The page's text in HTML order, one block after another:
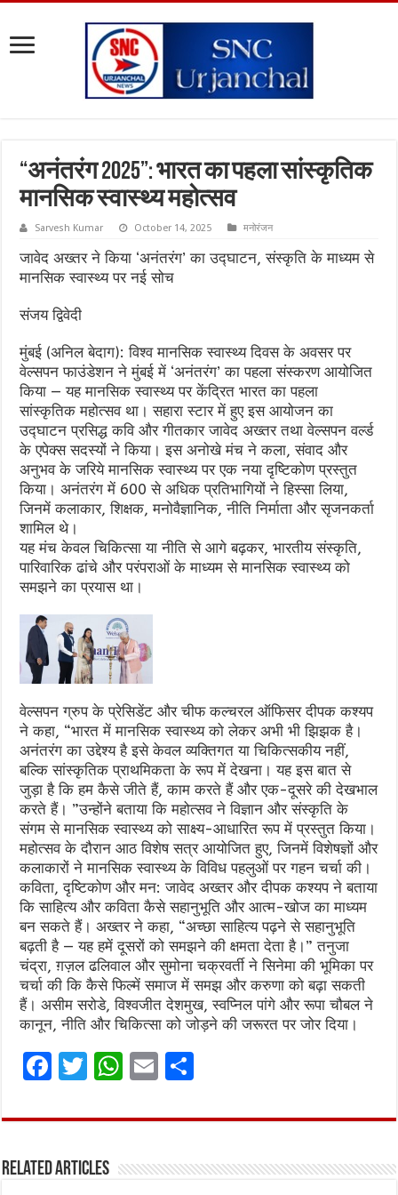
“अनंतरंग 2025”: भारत का पहला सांस्कृतिक
मानसिक स्वास्थ्य महोत्सव
Sarvesh Kumar October 14, 2025 मनोरंजन
जावेद अख्तर ने किया ‘अनंतरंग’ का उद्घाटन, संस्कृति के माध्यम से
मानसिक स्वास्थ्य पर नई सोच
संजय द्विवेदी
मुंबई (अनिल बेदाग): विश्व मानसिक स्वास्थ्य दिवस के अवसर पर
वेल्सपन फाउंडेशन ने मुंबई में ‘अनंतरंग’ का पहला संस्करण आयोजित
किया — यह मानसिक स्वास्थ्य पर केंद्रित भारत का पहला
सांस्कृतिक महोत्सव था। सहारा स्टार में हुए इस आयोजन का
उद्घाटन प्रसिद्ध कवि और गीतकार जावेद अख्तर तथा वेल्सपन वर्ल्ड
के एपेक्स सदस्यों ने किया। इस अनोखे मंच ने कला, संवाद और
अनुभव के जरिये मानसिक स्वास्थ्य पर एक नया दृष्टिकोण प्रस्तुत
किया। अनंतरंग में 600 से अधिक प्रतिभागियों ने हिस्सा लिया,
जिनमें कलाकार, शिक्षक, मनोवैज्ञानिक, नीति निर्माता और सृजनकर्ता
शामिल थे।
यह मंच केवल चिकित्सा या नीति से आगे बढ़कर, भारतीय संस्कृति,
पारिवारिक ढांचे और परंपराओं के माध्यम से मानसिक स्वास्थ्य को
समझने का प्रयास था।
वेल्सपन ग्रुप के प्रेसिडेंट और चीफ कल्चरल ऑफिसर दीपक कश्यप
ने कहा, “भारत में मानसिक स्वास्थ्य को लेकर अभी भी झिझक है।
अनंतरंग का उद्देश्य है इसे केवल व्यक्तिगत या चिकित्सकीय नहीं,
बल्कि सांस्कृतिक प्राथमिकता के रूप में देखना। यह इस बात से
जुड़ा है कि हम कैसे जीते हैं, काम करते हैं और एक-दूसरे की देखभाल
करते हैं। ”उन्होंने बताया कि महोत्सव ने विज्ञान और संस्कृति के
संगम से मानसिक स्वास्थ्य को साक्ष्य-आधारित रूप में प्रस्तुत किया।
महोत्सव के दौरान आठ विशेष सत्र आयोजित हुए, जिनमें विशेषज्ञों और
कलाकारों ने मानसिक स्वास्थ्य के विविध पहलुओं पर गहन चर्चा की।
कविता, दृष्टिकोण और मन: जावेद अख्तर और दीपक कश्यप ने बताया
कि साहित्य और कविता कैसे सहानुभूति और आत्म-खोज का माध्यम
बन सकते हैं। अख्तर ने कहा, “अच्छा साहित्य पढ़ने से सहानुभूति
बढ़ती है — यह हमें दूसरों को समझने की क्षमता देता है।” तनुजा
चंद्रा, ग़ज़ल ढलिवाल और सुमोना चक्रवर्ती ने सिनेमा की भूमिका पर
चर्चा की कि कैसे फिल्में समाज में समझ और करुणा को बढ़ा सकती
हैं। असीम सरोडे, विश्वजीत देशमुख, स्‍वप्निल पांगे और रूपा चौबल ने
कानून, नीति और चिकित्सा को जोड़ने की जरूरत पर जोर दिया।
F
ce
o
T
it
r
W
at
A
E
ai ar
Related Articles